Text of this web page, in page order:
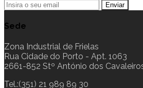
Sede
Zona Industrial de Frielas
Rua Cidade do Porto - Apt. 1063
2661-852 Stº António dos
Tel.:(351) 21 989 89 30